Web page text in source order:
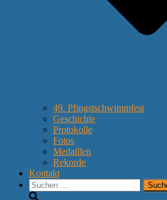
49. Pfingstschwimmfest
Geschichte
Protokolle
Fotos
Medaillen
Rekorde
Kontakt
Suchen
nach: